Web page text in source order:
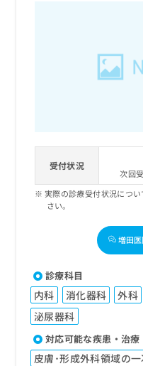
受付状況
次回
実際の診療受付状況につ
さい。
増田
診療科目
内科 消化器科 外科
泌尿器科
対応可能な疾患・治療
皮膚･形成外科領域の